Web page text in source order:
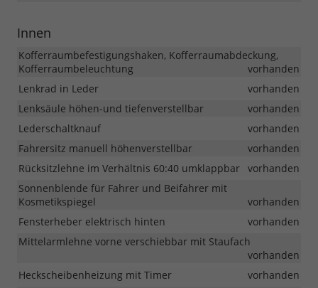
Innen
Kofferraumbefestigungshaken, Kofferraumabdeckung,
Kofferraumbeleuchtung
vorhanden
Lenkrad in Leder
vorhanden
Lenksäule höhen-und tiefenverstellbar
vorhanden
Lederschaltknauf
vorhanden
Fahrersitz manuell höhenverstellbar
vorhanden
Rücksitzlehne im Verhältnis 60:40 umklappbar vorhanden
Sonnenblende für Fahrer und Beifahrer mit
Kosmetikspiegel
vorhanden
Fensterheber elektrisch hinten
vorhanden
Mittelarmlehne vorne verschiebbar mit Staufach
vorhanden
Heckscheibenheizung mit Timer
vorhanden